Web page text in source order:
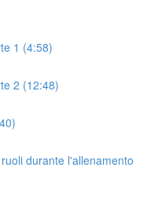
1 (4:58)
2 (12:48)
durante l'allenamento